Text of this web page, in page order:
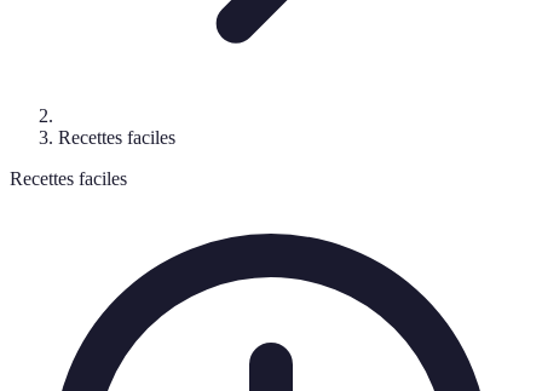
Recettes faciles
Recettes faciles